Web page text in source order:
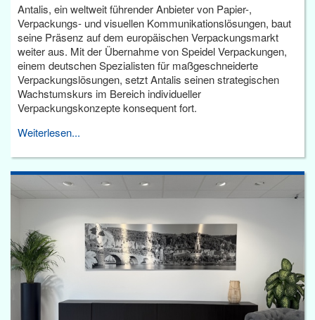
Antalis, ein weltweit führender Anbieter von Papier-,
Verpackungs- und visuellen Kommunikationslösungen, baut
seine Präsenz auf dem europäischen Verpackungsmarkt
weiter aus. Mit der Übernahme von Speidel Verpackungen,
einem deutschen Spezialisten für maßgeschneiderte
Verpackungslösungen, setzt Antalis seinen strategischen
Wachstumskurs im Bereich individueller
Verpackungskonzepte konsequent fort.
Weiterlesen...